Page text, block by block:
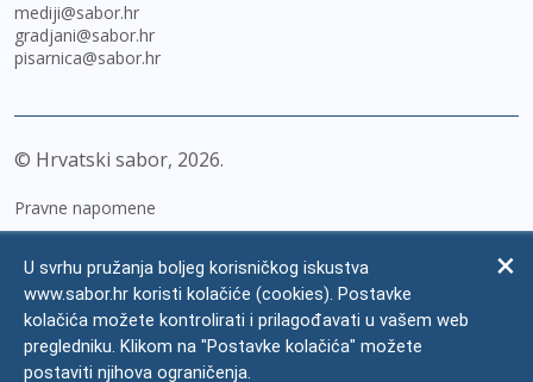
mediji@sabor.hr
gradjani@sabor.hr
pisarnica@sabor.hr
© Hrvatski sabor, 2026
Pravne napomene
Zaštita osobnih podataka
Impressum
Česta pitanja
U svrhu pružanja boljeg korisničkog iskustva
www.sabor.hr koristi kolačiće (cookies). Postavke
kolačića možete kontrolirati i prilagođavati u vašem web
pregledniku. Klikom na "Postavke kolačića" možete
postaviti njihova ograničenja.